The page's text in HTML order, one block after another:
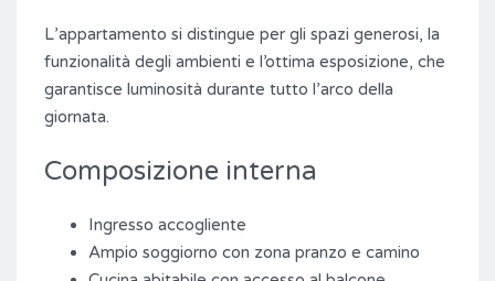
L’appartamento si distingue per gli spazi generosi, la
funzionalità degli ambienti e l’ottima esposizione, che
garantisce luminosità durante tutto l’arco della
giornata.
Composizione interna
Ingresso accogliente
Ampio soggiorno con zona pranzo e camino